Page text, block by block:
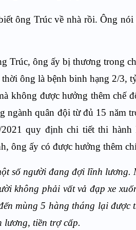
ông Trúc về nhà rồi. Ông
Trúc, ông ấy bị thương trong
ông là bệnh binh hạng 2/3,
không được hưởng thêm chế
ngành quân đội từ đủ 15 năm
quy định chi tiết thi
ông ấy có được hưởng thêm
số người đang đợi lĩnh
không phải vất vả đạp xe
mùng 5 hàng tháng lại
lương, tiền trợ cấp.